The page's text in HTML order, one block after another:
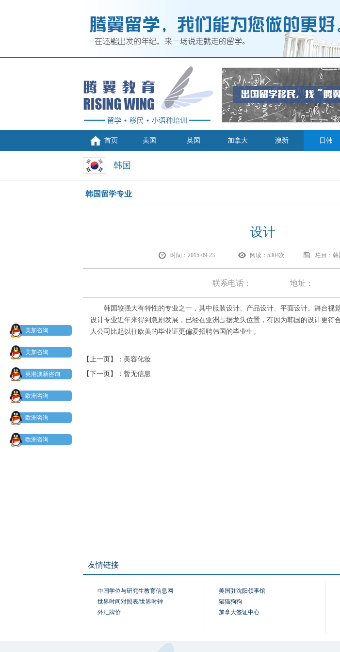
首页 美国 英国 加拿大 澳新 日韩
韩国
韩国留学专业
设计
时间：2015-09-23 阅读：5304次 栏目：韩
联系电话： 地址：
韩国较强大有特性的专业之一，其中服装设计、产品设计、平面设计、舞台视
设计专业近年来得到急剧发展，已经在亚洲占据龙头位置，有因为韩国的设计更符
人公司比起以往欧美的毕业证更偏爱招聘韩国的毕业生。
【上一页】： 美容化妆
【下一页】： 暂无信息
友情链接
中国学位与研究生教育信息网
世界时间对照表/世界时钟
外汇牌价
美国驻沈阳领事馆
猫猫狗狗
加拿大签证中心
美加咨询
美加咨询
英港澳新咨询
欧洲咨询
欧洲咨询
欧洲咨询